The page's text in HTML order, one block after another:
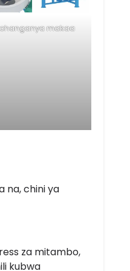
makaa
na, chini ya
za mitambo,
kubwa